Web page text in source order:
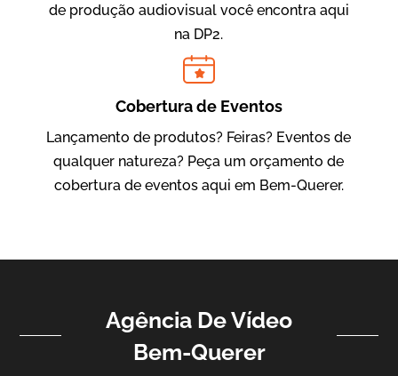
IBCC
Vídeo Institucional
de produção audiovisual você encontra aqui
na DP2.
Cobertura de Eventos
Lançamento de produtos? Feiras? Eventos de
qualquer natureza? Peça um orçamento de
cobertura de eventos aqui em Bem-Querer.
Agência De Vídeo
Bem-Querer